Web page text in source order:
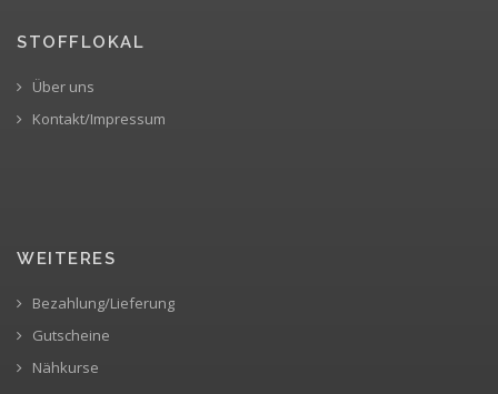
STOFFLOKAL
Über uns
Kontakt/Impressum
WEITERES
Bezahlung/Lieferung
Gutscheine
Nähkurse